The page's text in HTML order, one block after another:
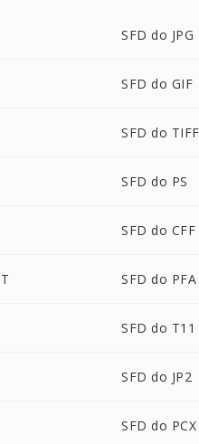
SFD do JPG
SFD do GIF
SFD do TIFF
SFD do PS
SFD do CFF
SFD do PFA
SFD do T11
SFD do JP2
SFD do PCX